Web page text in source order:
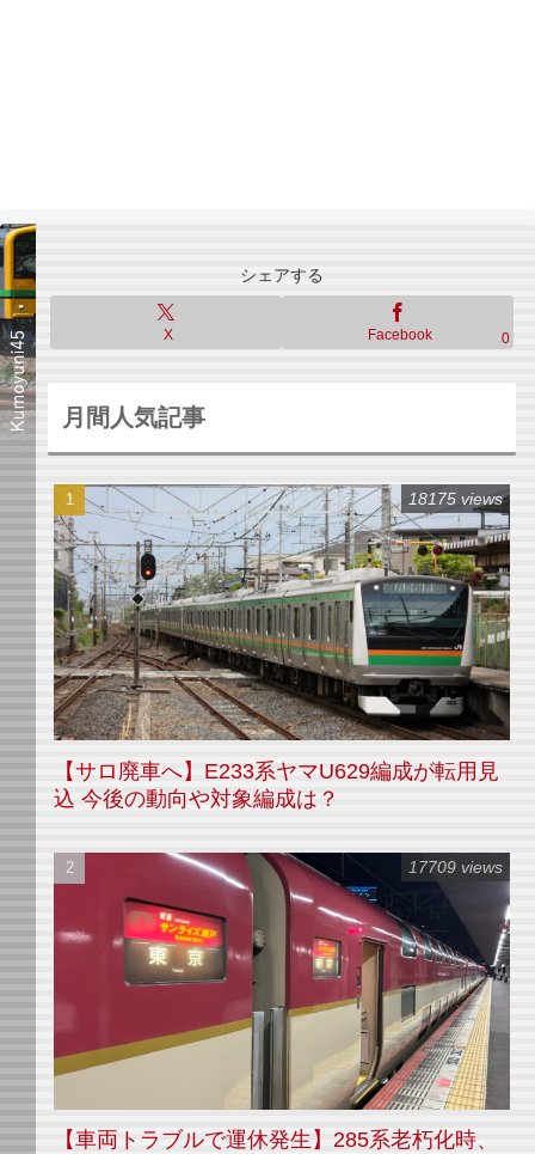
シェアする
X Facebook 0
月間人気記事
【サロ廃車へ】E233系ヤマU629編成が転用見
込 今後の動向や対象編成は？
18175 views
【車両トラブルで運休発生】285系老朽化時、
17709 views